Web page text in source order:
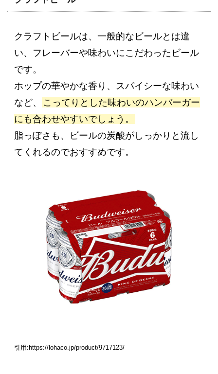
クラフトビールは、一般的なビールとは違
い、フレーバーや味わいにこだわったビール
です。
ホップの華やかな香り、スパイシーな味わい
など、
こってりとした味わいのハンバーガー
にも合わせやすいでしょう。
脂っぽさも、ビールの炭酸がしっかりと流し
てくれるのでおすすめです。
引用:https://lohaco.jp/product/9717123/